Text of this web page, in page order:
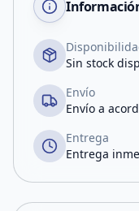
Sin stock
Envío
Envío a
Entrega
Entrega